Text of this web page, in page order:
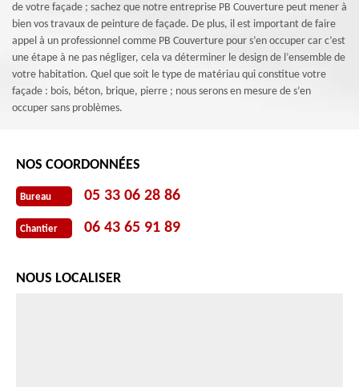
de votre façade ; sachez que notre entreprise PB Couverture peut mener à
bien vos travaux de peinture de façade. De plus, il est important de faire
appel à un professionnel comme PB Couverture pour s’en occuper car c’est
une étape à ne pas négliger, cela va déterminer le design de l’ensemble de
votre habitation. Quel que soit le type de matériau qui constitue votre
façade : bois, béton, brique, pierre ; nous serons en mesure de s’en
occuper sans problèmes.
NOS COORDONNÉES
Bureau 05 33 06 28 86
Chantier 06 43 65 91 89
NOUS LOCALISER